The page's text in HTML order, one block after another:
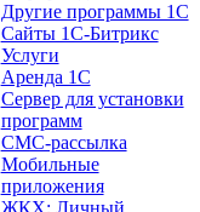
Другие программы 1С
Сайты 1С-Битрикс
Услуги
Аренда 1С
Сервер для установки
программ
СМС-рассылка
Мобильные
приложения
ЖКХ: Личный